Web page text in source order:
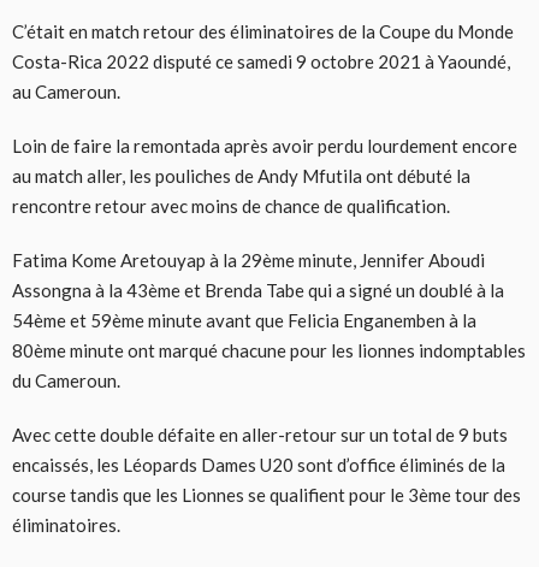
C’était en match retour des éliminatoires de la Coupe du Monde
Costa-Rica 2022 disputé ce samedi 9 octobre 2021 à Yaoundé,
au Cameroun.
Loin de faire la remontada après avoir perdu lourdement encore
au match aller, les pouliches de Andy Mfutila ont débuté la
rencontre retour avec moins de chance de qualification.
Fatima Kome Aretouyap à la 29ème minute, Jennifer Aboudi
Assongna à la 43ème et Brenda Tabe qui a signé un doublé à la
54ème et 59ème minute avant que Felicia Enganemben à la
80ème minute ont marqué chacune pour les lionnes indomptables
du Cameroun.
Avec cette double défaite en aller-retour sur un total de 9 buts
encaissés, les Léopards Dames U20 sont d’office éliminés de la
course tandis que les Lionnes se qualifient pour le 3ème tour des
éliminatoires.